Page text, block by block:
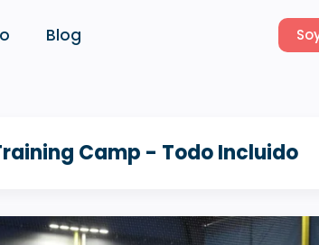
Blog
Camp - Todo Incluido